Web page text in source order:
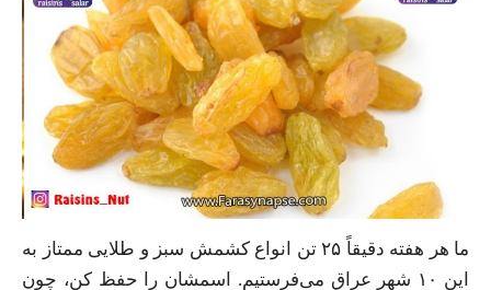
ما هر هفته دقیقاً ۲۵ تن انواع کشمش سبز و طلایی ممتاز به
این ۱۰ شهر عراق می‌فرستیم. اسمشان را حفظ کن، چون